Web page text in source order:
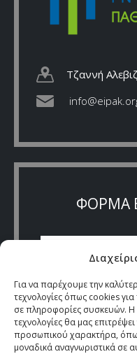
Για να παρέχουμε την
τεχνολογίες όπως cookies
σε πληροφορίες συσκευών. Η
τεχνολογίες θα μας
προσωπικού χαρακτήρα,
μοναδικά αναγνωριστικά σε
Τζαννή
ΦΟΡΜΑ